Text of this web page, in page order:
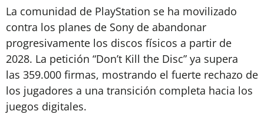
La comunidad de PlayStation se ha movilizado
contra los planes de Sony de abandonar
progresivamente los discos físicos a partir de
2028. La petición “Don’t Kill the Disc” ya supera
las 359.000 firmas, mostrando el fuerte rechazo de
los jugadores a una transición completa hacia los
juegos digitales.